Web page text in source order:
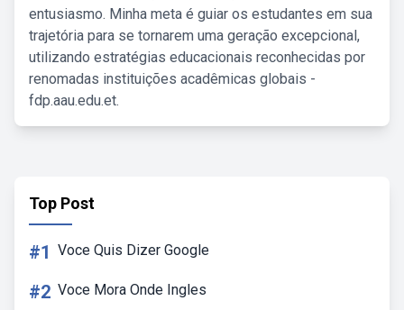
entusiasmo. Minha meta é guiar os estudantes em sua
trajetória para se tornarem uma geração excepcional,
utilizando estratégias educacionais reconhecidas por
renomadas instituições acadêmicas globais -
fdp.aau.edu.et.
Top Post
#1 Voce Quis Dizer Google
#2 Voce Mora Onde Ingles